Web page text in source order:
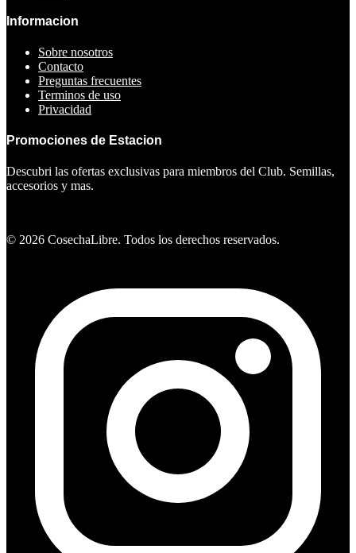
Informacion
Sobre nosotros
Contacto
Preguntas frecuentes
Terminos de uso
Privacidad
Promociones de Estacion
Descubri las ofertas exclusivas para miembros del Club. Semillas,
accesorios y mas.
© 2026 CosechaLibre. Todos los derechos reservados.